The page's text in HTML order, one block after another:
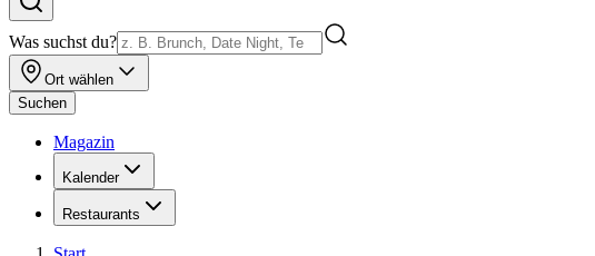
Was suchst du?
Ort wählen
Suchen
Magazin
Kalender
Restaurants